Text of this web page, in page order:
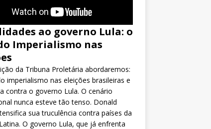
ao governo Lula: o
Imperialismo nas
da Tribuna Proletária abordaremos:
imperialismo nas eleições brasileiras e
contra o governo Lula. O cenário
nunca esteve tão tenso. Donald
sua truculência contra países da
O governo Lula, que já enfrenta